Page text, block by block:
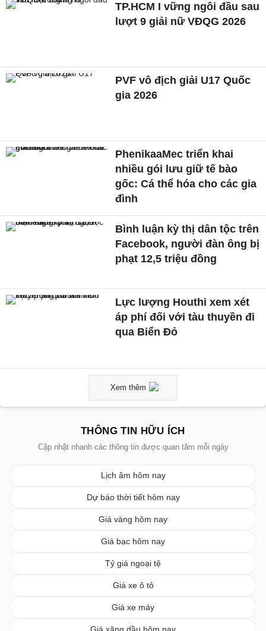
TP.HCM I vững ngôi đầu sau
lượt 9 giải nữ VĐQG 2026
PVF vô địch giải U17 Quốc
gia 2026
PhenikaaMec triển khai
nhiều gói lưu giữ tế bào
gốc: Cá thể hóa cho các gia
đình
Bình luận kỳ thị dân tộc trên
Facebook, người đàn ông bị
phạt 12,5 triệu đồng
Lực lượng Houthi xem xét
áp phí đối với tàu thuyền đi
qua Biển Đỏ
Xem thêm
THÔNG TIN HỮU ÍCH
Cập nhật nhanh các thông tin được quan tâm mỗi ngày
Lịch âm hôm nay
Dự báo thời tiết hôm nay
Giá vàng hôm nay
Giá bạc hôm nay
Tỷ giá ngoại tệ
Giá xe ô tô
Giá xe máy